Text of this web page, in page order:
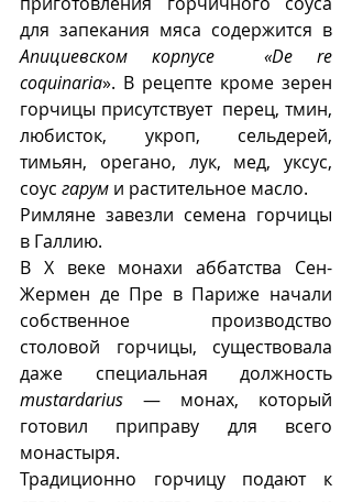
Апициевском корпусе  «De re
coquinaria». В рецепте кроме зерен
горчицы присутствует  перец, тмин,
любисток, укроп, сельдерей,
тимьян, орегано, лук, мед, уксус,
соус гарум и растительное масло.
Римляне завезли семена горчицы
в Галлию.
В X веке монахи аббатства Сен-
Жермен де Пре в Париже начали
собственное производство
столовой горчицы, существовала
mustardarius — монах, который
готовил приправу для всего
монастыря.
Традиционно горчицу подают к